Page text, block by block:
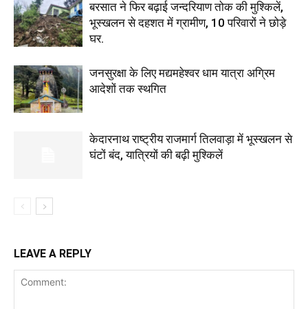
बरसात ने फिर बढ़ाई जन्दरियाण तोक की मुश्किलें,
भूस्खलन से दहशत में ग्रामीण, 10 परिवारों ने छोड़े
घर.
जनसुरक्षा के लिए मद्यमहेश्वर धाम यात्रा अग्रिम
आदेशों तक स्थगित
केदारनाथ राष्ट्रीय राजमार्ग तिलवाड़ा में भूस्खलन से
घंटों बंद, यात्रियों की बढ़ी मुश्किलें
LEAVE A REPLY